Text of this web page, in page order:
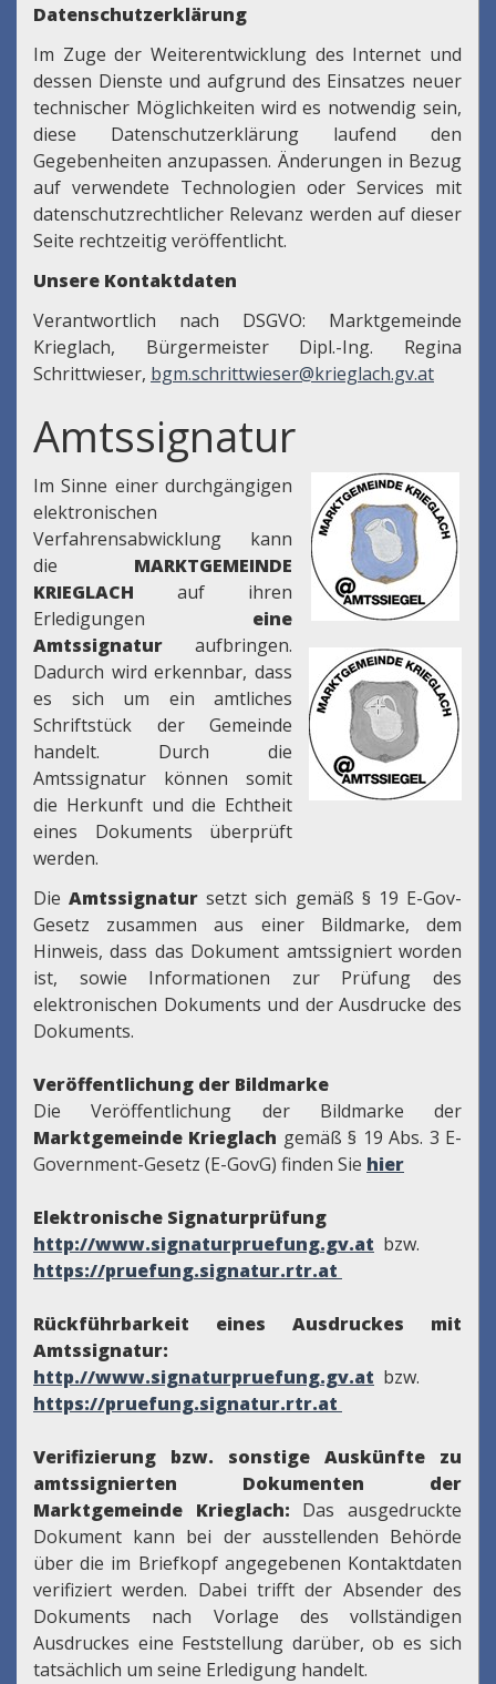
Datenschutzerklärung
Im Zuge der Weiterentwicklung des Internet und
dessen Dienste und aufgrund des Einsatzes neuer
technischer Möglichkeiten wird es notwendig sein,
diese Datenschutzerklärung laufend den
Gegebenheiten anzupassen. Änderungen in Bezug
auf verwendete Technologien oder Services mit
datenschutzrechtlicher Relevanz werden auf dieser
Seite rechtzeitig veröffentlicht.
Unsere Kontaktdaten
Verantwortlich nach DSGVO: Marktgemeinde
Krieglach, Bürgermeister Dipl.-Ing. Regina
Schrittwieser, bgm.schrittwieser@krieglach.gv.at
Amtssignatur
Im Sinne einer durchgängigen
elektronischen
Verfahrensabwicklung kann
die MARKTGEMEINDE
KRIEGLACH auf ihren
Erledigungen eine
Amtssignatur aufbringen.
Dadurch wird erkennbar, dass
es sich um ein amtliches
Schriftstück der Gemeinde
handelt. Durch die
Amtssignatur können somit
die Herkunft und die Echtheit
eines Dokuments überprüft
werden.
DieAmtssignatursetzt sich gemäß § 19 E-Gov-
Gesetz zusammen aus einer Bildmarke, dem
Hinweis, dass das Dokument amtssigniert worden
ist, sowie Informationen zur Prüfung des
elektronischen Dokuments und der Ausdrucke des
Dokuments.
Veröffentlichung der Bildmarke
Die Veröffentlichung der Bildmarke der
Marktgemeinde Krieglach gemäß § 19 Abs. 3 E-
Government-Gesetz (E-GovG) finden Sie hier
Elektronische Signaturprüfung
http://www.signaturpruefung.gv.at bzw.
https://pruefung.signatur.rtr.at
Rückführbarkeit eines Ausdruckes mit
Amtssignatur:
http.//www.signaturpruefung.gv.at bzw.
https://pruefung.signatur.rtr.at
Verifizierung bzw. sonstige Auskünfte zu
amtssignierten Dokumenten der
Marktgemeinde Krieglach: Das ausgedruckte
Dokument kann bei der ausstellenden Behörde
über die im Briefkopf angegebenen Kontaktdaten
verifiziert werden. Dabei trifft der Absender des
Dokuments nach Vorlage des vollständigen
Ausdruckes eine Feststellung darüber, ob es sich
tatsächlich um seine Erledigung handelt.